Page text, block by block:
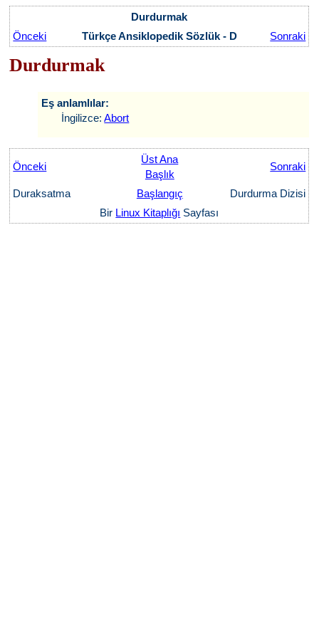
Durdurmak
Önceki
Türkçe Ansiklopedik Sözlük - D Sonraki
Durdurmak
Eş anlamlılar:
İngilizce:Abort
Önceki
Üst Ana
Başlık
Sonraki
Duraksatma Başlangıç
Durdurma Dizisi
Bir Linux Kitaplığı Sayfası